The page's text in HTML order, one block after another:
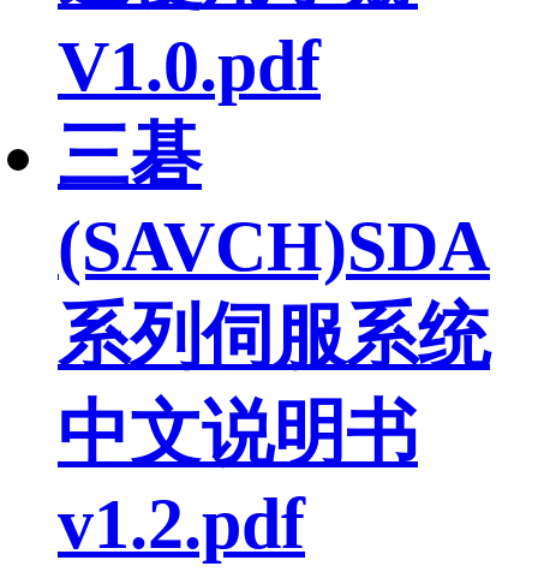
V1.0.pdf
三碁
(SAVCH)SDA
系列伺服系统
中文说明书
v1.2.pdf